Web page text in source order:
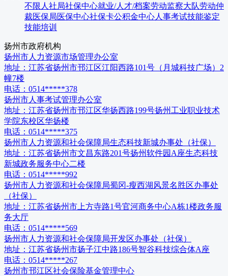
不限 人社局社保中心就业/人才/档案劳动监察大队劳动仲
裁医保局医保中心社保卡公积金中心人事考试技能鉴定
技能培训
扬州市政府机构
扬州市人力资源市场管理办公室
地址： 江苏省扬州市邗江区江阳西路101号（月城科技广场）2
幢7楼
电话： 0514*****378
扬州市人事考试管理办公室
地址： 江苏省扬州市邗江区华扬西路199号扬州工业职业技术
学院东校区华扬楼
电话： 0514*****375
扬州市人力资源和社会保障局生态科技新城办事处（社保）
地址： 江苏省扬州市文昌东路201号扬州软件园A座生态科技
新城政务服务中心二楼
电话： 0514*****992
扬州市人力资源和社会保障局蜀冈-瘦西湖风景名胜区办事处
（社保）
地址： 江苏省扬州市上方寺路1号官河商务中心A栋1楼政务服
务大厅
电话： 0514*****569
扬州市人力资源和社会保障局开发区办事处（社保）
地址： 江苏省扬州市扬子江中路186号智谷科技综合体A座
电话： 0514*****267
扬州市邗江区社会保险基金管理中心